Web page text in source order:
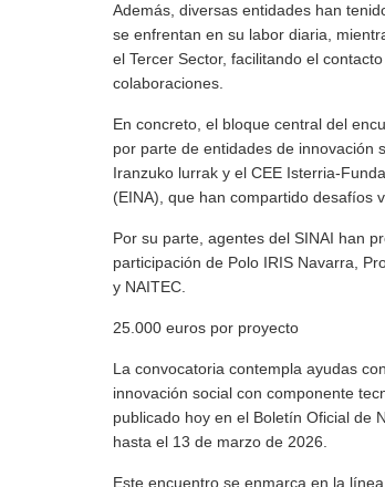
Además, diversas entidades han
se enfrentan en su labor diaria,
el Tercer Sector, facilitando el
colaboraciones.
En concreto, el bloque central del
por parte de entidades de innovación
Iranzuko lurrak y el CEE Isterria-
(EINA), que han compartido desafíos
Por su parte, agentes del SINAI han
participación de Polo IRIS Navarra,
y NAITEC.
25.000 euros por proyecto
La convocatoria contempla ayudas
innovación social con componente
publicado hoy en el Boletín Oficial de
hasta el 13 de marzo de 2026.
Este encuentro se enmarca en la